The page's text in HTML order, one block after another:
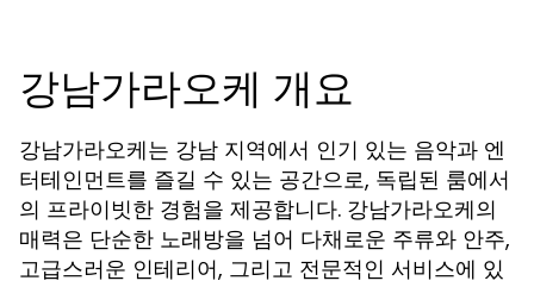
강남가라오케 개요
강남가라오케는 강남 지역에서 인기 있는 음악과 엔
터테인먼트를 즐길 수 있는 공간으로, 독립된 룸에서
의 프라이빗한 경험을 제공합니다. 강남가라오케의
매력은 단순한 노래방을 넘어 다채로운 주류와 안주,
고급스러운 인테리어, 그리고 전문적인 서비스에 있